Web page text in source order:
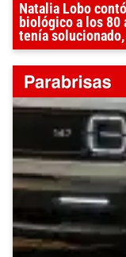
Natalia Lobo
biológico a los 80
tenía